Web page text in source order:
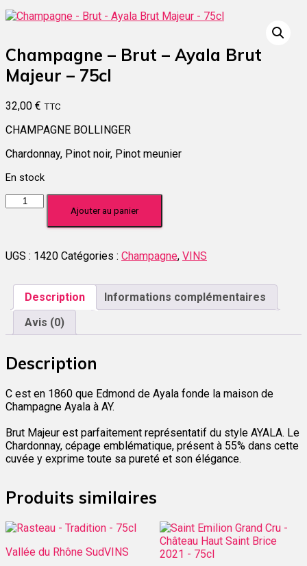
Champagne – Brut – Ayala Brut
Majeur – 75cl
32,00 € TTC
CHAMPAGNE BOLLINGER
Chardonnay, Pinot noir, Pinot meunier
En stock
quantité
de
Champagne
Brut
Majeur
75cl
Ajouter au panier
UGS : 1420 Catégories : Champagne, VINS
Description
Informations complémentaires
Avis (0)
Description
C est en 1860 que Edmond de Ayala fonde la maison de
Champagne Ayala à AY.
Brut Majeur est parfaitement représentatif du style AYALA. Le
Chardonnay, cépage emblématique, présent à 55% dans cette
cuvée y exprime toute sa pureté et son élégance.
Produits similaires
Vallée du Rhône SudVINS